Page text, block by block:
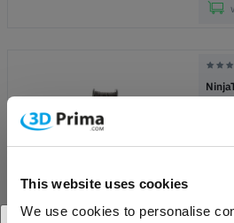
This website uses cookies
We use cookies to personalise